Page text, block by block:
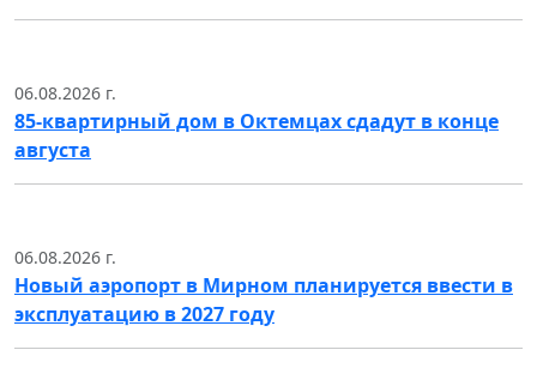
06.08.2026 г.
85-квартирный дом в Октемцах сдадут в конце
августа
06.08.2026 г.
Новый аэропорт в Мирном планируется ввести в
эксплуатацию в 2027 году